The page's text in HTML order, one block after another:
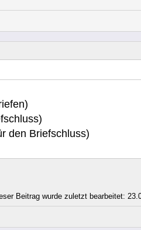
den Briefschluss)
Beitrag wurde zuletzt bearbeitet: